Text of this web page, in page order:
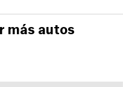
más autos